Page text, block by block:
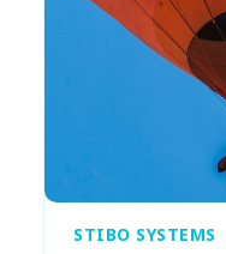
STIBO SYSTEMS